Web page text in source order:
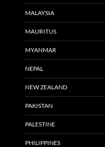
MALAYSIA
MAURITUS
MYANMAR
NEPAL
NEW ZEALAND
PAKISTAN
PALESTINE
PHILIPPINES